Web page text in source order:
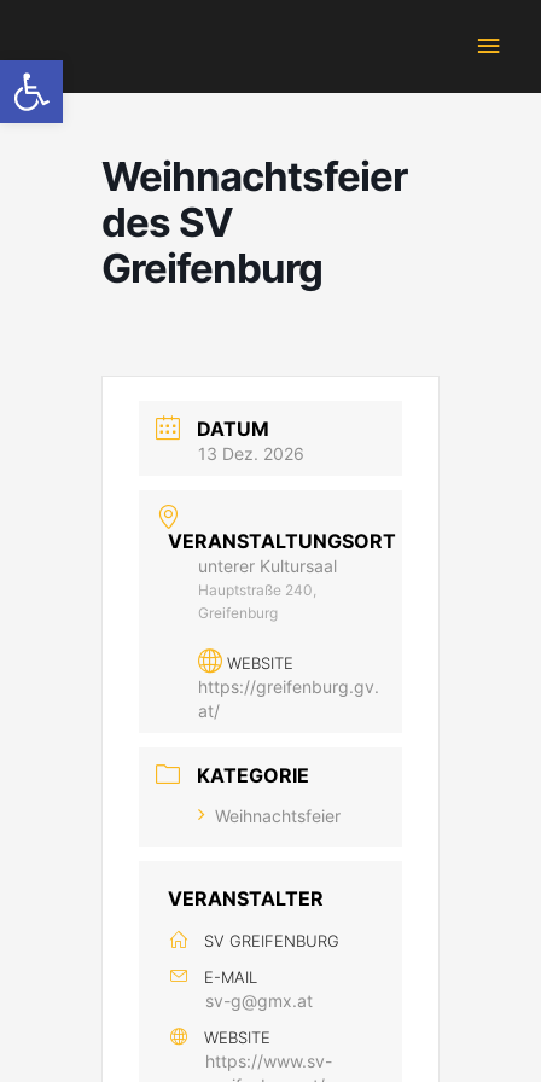
Werkzeugleiste öffnen
springen
Weihnachtsfeier
des SV
Greifenburg
DATUM
13 Dez. 2026
VERANSTALTUNGSORT
unterer Kultursaal
Hauptstraße 240,
Greifenburg
WEBSITE
https://greifenburg.gv.
at/
KATEGORIE
Weihnachtsfeier
VERANSTALTER
SV GREIFENBURG
E-MAIL
sv-g@gmx.at
WEBSITE
https://www.sv-